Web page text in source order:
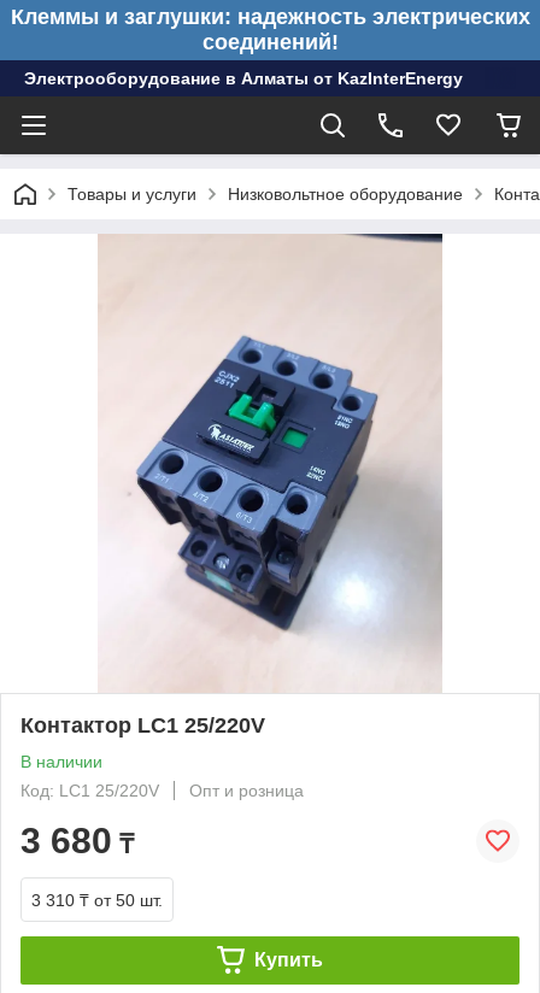
Клеммы и заглушки: надежность электрических
соединений!
Электрооборудование в Алматы от KazInterEnergy
Товары и услуги Низковольтное оборудование
Контактор LC1 25/220V
В наличии
Код: LC1 25/220V
Опт и розница
3 680 ₸
3 310 ₸ от 50 шт.
Купить